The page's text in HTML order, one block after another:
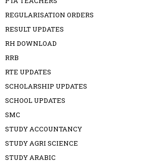
REGULARISATION ORDERS
RESULT UPDATES
RH DOWNLOAD
RRB
RTE UPDATES
SCHOLARSHIP UPDATES
SCHOOL UPDATES
SMC
STUDY ACCOUNTANCY
STUDY AGRI SCIENCE
STUDY ARABIC